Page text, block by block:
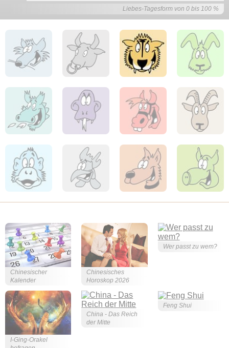
Liebes-Tagesform von 0 bis 100 %
Chinesischer
Kalender
Chinesisches
Horoskop 2026
Wer passt zu wem?
I-Ging-Orakel
China - Das Reich
der Mitte
Feng Shui